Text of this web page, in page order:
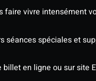
faire vivre intensément
séances spéciales et
en ligne ou sur site